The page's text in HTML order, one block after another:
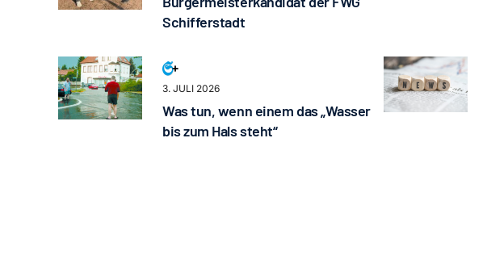
Schifferstadt
3. JULI 2026
Was tun, wenn einem das „Wasser
bis zum Hals steht“